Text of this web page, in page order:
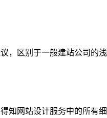
，区别于一般建站公司的
知网站设计服务中的所有